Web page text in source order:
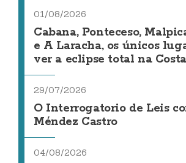
01/08/2026
Cabana, Ponteceso,
e A Laracha, os únicos
ver a eclipse total na
29/07/2026
O Interrogatorio de Leis
Méndez Castro
04/08/2026